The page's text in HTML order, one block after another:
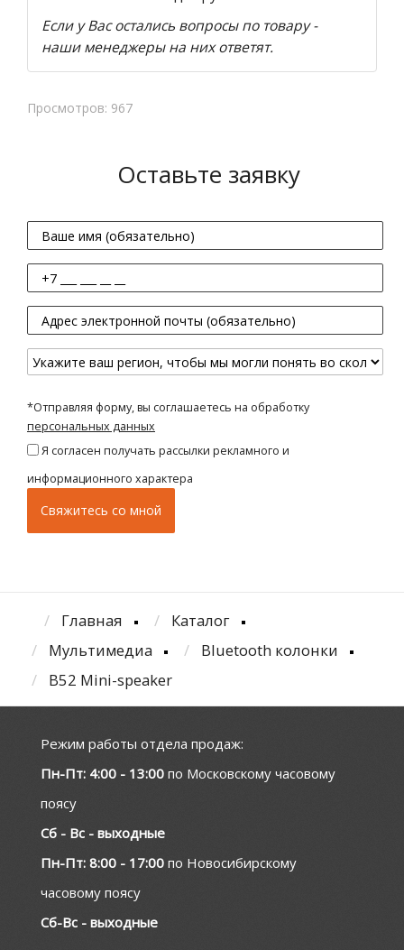
Если у Вас остались вопросы по товару -
наши менеджеры на них ответят.
Просмотров: 967
Оставьте заявку
*Отправляя форму, вы соглашаетесь на обработку
персональных данных
Я согласен получать рассылки рекламного и
информационного характера
Главная
Каталог
Мультимедиа
Bluetooth колонки
B52 Mini-speaker
Режим работы отдела продаж:
Пн-Пт: 4:00 - 13:00 по Московскому часовому
поясу
Сб - Вс - выходные
Пн-Пт: 8:00 - 17:00 по Новосибирскому
часовому поясу
Сб-Вс - выходные